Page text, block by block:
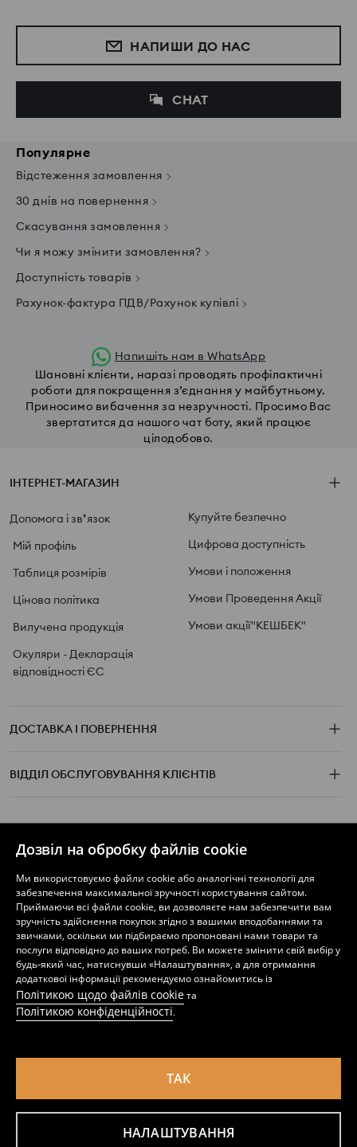
Дозвіл на обробку файлів cookie
Ми використовуємо файли cookie або аналогічні технології для
забезпечення максимальної зручності користування сайтом.
Приймаючи всі файли cookie, ви дозволяєте нам забезпечити вам
зручність здійснення покупок згідно з вашими вподобаннями та
звичками, оскільки ми підбираємо пропоновані нами товари та
послуги відповідно до ваших потреб. Ви можете змінити свій вибір у
будь-який час, натиснувши «Налаштування», а для отримання
додаткової інформації рекомендуємо ознайомитись із
Політикою щодо файлів cookieта
Політикою конфіденційності.
НАЛАШТУВАННЯ
ТАК
НАПИШИ ДО НАС
CHAT
Популярне
Відстеження замовлення
30 днів на повернення
Скасування замовлення
Чи я можу змінити замовлення?
Доступність товарів
Рахунок-фактура ПДВ/Рахунок купівлі
Напишіть нам в WhatsApp
Шановні клієнти, наразі проводять профілактичні
роботи для покращення з’єднання у майбутньому.
Приносимо вибачення за незручності. Просимо Вас
звертатится да нашого чат боту, який працює
цілодобово.
ІНТЕРНЕТ-МАГАЗИН
Допомога і зв❜язок
Мій профіль
Таблиця розмірів
Цінова політика
Вилучена продукція
Окуляри - Декларація
відповідності ЄС
Купуйте безпечно
Цифрова доступність
Умови і положення
Умови Проведення Акції
Умови акції"КЕШБЕК"
ДОСТАВКА І ПОВЕРНЕННЯ
ВІДДІЛ ОБСЛУГОВУВАННЯ КЛІЄНТІВ
ЗАВАНТАЖТЕ ДОДАТОК
Україна (Ukraine)
Налаштування файлів cookie
Політика конфіденційності - cookies Список файлів cookie
Список довірених партнерів